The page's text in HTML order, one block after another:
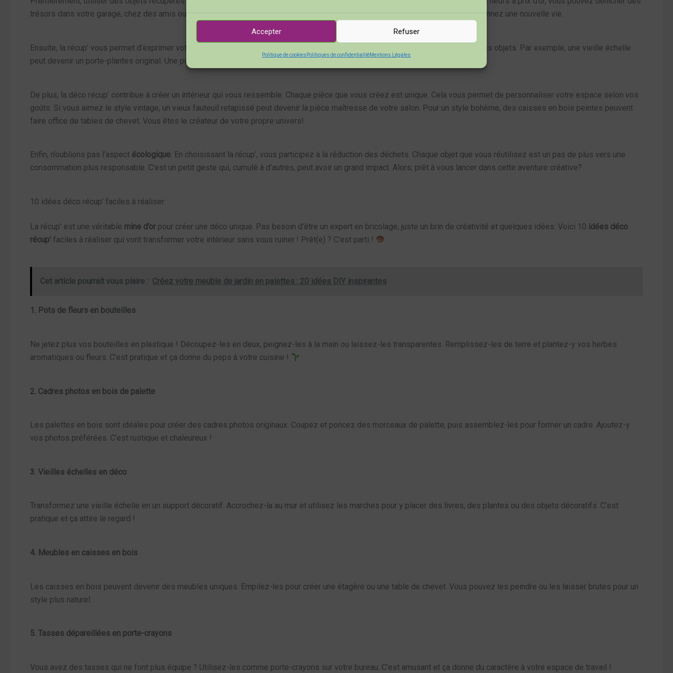
Accepter Refuser
Politique de cookies Politiques de confidentialitéMentions Légales
trésors dans votre garage, chez des amis ou même dans des brocantes. Chaque objet a une histoire et en le réutilisant, vous lui donnez une nouvelle vie.
Ensuite, la récup’ vous permet d’exprimer votre
. Vous n’avez pas besoin d’être un expert en bricolage pour transformer ces objets. Par exemple, une vieille échelle
peut devenir un porte-plantes original. Une porte en bois peut se transformer en bureau. Les possibilités sont réellement infinies!
De plus, la déco récup’ contribue à créer un intérieur qui vous ressemble. Chaque pièce que vous créez est unique. Cela vous permet de personnaliser votre espace selon vos
goûts. Si vous aimez le style vintage, un vieux fauteuil retapissé peut devenir la pièce maîtresse de votre salon. Pour un style bohème, des caisses en bois peintes peuvent
faire office de tables de chevet. Vous êtes le créateur de votre propre univers!
Enfin, n’oublions pas l’aspect écologique. En choisissant la récup’, vous participez à la réduction des déchets. Chaque objet que vous réutilisez est un pas de plus vers une
consommation plus responsable. C’est un petit geste qui, cumulé à d’autres, peut avoir un grand impact. Alors, prêt à vous lancer dans cette aventure créative?
10 idées déco récup’ faciles à réaliser
La récup’ est une véritable mine d’or pour créer une déco unique. Pas besoin d’être un expert en bricolage, juste un brin de créativité et quelques idées. Voici 10 idées déco
récup’ faciles à réaliser qui vont transformer votre intérieur sans vous ruiner ! Prêt(e) ? C’est parti !
Cet article pourrait vous plaire : Créez votre meuble de jardin en palettes : 20 idées DIY inspirantes
1. Pots de fleurs en bouteilles
Ne jetez plus vos bouteilles en plastique ! Découpez-les en deux, peignez-les à la main ou laissez-les transparentes. Remplissez-les de terre et plantez-y vos herbes
aromatiques ou fleurs. C’est pratique et ça donne du peps à votre cuisine !
2. Cadres photos en bois de palette
Les palettes en bois sont idéales pour créer des cadres photos originaux. Coupez et poncez des morceaux de palette, puis assemblez-les pour former un cadre. Ajoutez-y
vos photos préférées. C’est rustique et chaleureux !
3. Vieilles échelles en déco
Transformez une vieille échelle en un support décoratif. Accrochez-la au mur et utilisez les marches pour y placer des livres, des plantes ou des objets décoratifs. C’est
pratique et ça attire le regard !
4. Meubles en caisses en bois
Les caisses en bois peuvent devenir des meubles uniques. Empilez-les pour créer une étagère ou une table de chevet. Vous pouvez les peindre ou les laisser brutes pour un
style plus naturel.
5. Tasses dépareillées en porte-crayons
Vous avez des tasses qui ne font plus équipe ? Utilisez-les comme porte-crayons sur votre bureau. C’est amusant et ça donne du caractère à votre espace de travail !